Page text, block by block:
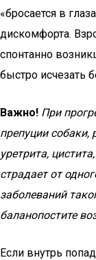
«бросается в
дискомфорта.
спонтанно
быстро исчезать
Важно! При
препуции собаки,
уретрита,
страдает от
заболеваний
баланопостите
Если внутрь